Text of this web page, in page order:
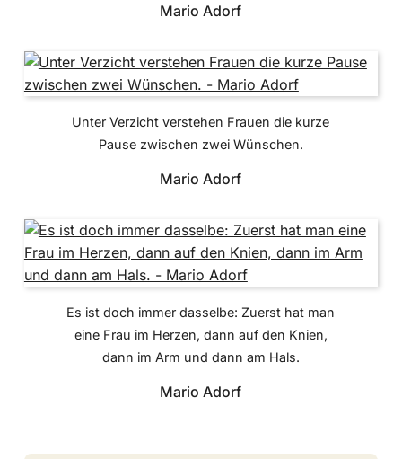
Mario Adorf
Unter Verzicht verstehen Frauen die kurze
Pause zwischen zwei Wünschen.
Mario Adorf
Es ist doch immer dasselbe: Zuerst hat man
eine Frau im Herzen, dann auf den Knien,
dann im Arm und dann am Hals.
Mario Adorf